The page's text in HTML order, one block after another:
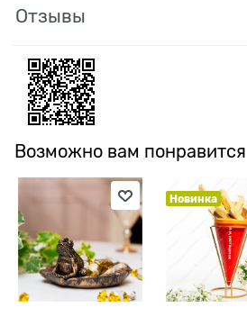
Отзывы
Возможно вам понравится
Новинка